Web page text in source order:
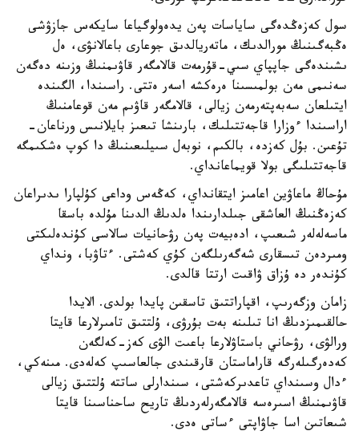
سول كەزەڭدەگى ساياسات پەن يدەولوگياعا سايكەس جازۋشى
ەڭبەگىنىڭ مورالدىك، ماتەريالدىق جوعارى باعالانۋى، ەل
ىشىندەگى جاپپاي سىي-قۇرمەت قالامگەر قاۋىمنىڭ وزىنە دەگەن
سەنىمى مەن بولمىسىنا ەرەكشە اسەر ەتتى. راسىندا، الگىندە
ايتىلعان سەبەپتەرمەن زيالى، قالامگەر قاۋىم مەن قوعامنىڭ
اراسىندا ءوزارا قاجەتتىلىك، بارىنشا تىعىز بايلانىس ورناعان-
تۇعىن. بۇل كەزدە، بالكىم، نوبەل سىيلىعىنىڭ دا كوپ ەشكىمگە
قاجەتتىلىگى بولا قويماعانداي.
مۇحاڭ ماعاۋين اعامىز ايتقانداي، كەڭەس وداعى كۇلپارا ىدىراعان
كەزەڭنىڭ العاشقى جىلدارىندا ەلدىڭ الدىنا مۇلدە باسقا
ماسەلەلەر شىعىپ، ادەبيەت پەن رۋحانيات سالاسى كۇندەلىكتى
ومىردەن تىسقارى شەگەرىلگەن كۇي كەشتى. ءتاۋبا، ونداي
كۇندەر دە ۇزاق ۋاقىت ارتتا قالدى.
زامان وزگەرىپ، اقپاراتتىق تاسقىن پايدا بولدى. الايدا
حالقىمىزدىڭ انا تىلىنە بەت بۇرۋى، ۇلتتىق تامىرلارعا قايتا
ورالۋى، رۋحاني باستاۋلارعا باعىت الۋى كەز-كەلگەن
كەدەرگىلەرگە قاراماستان قارقىندى جالعاسىپ كەلەدى. مىنەكي،
ءدال وسىنداي تاعدىركەشتى، سىندارلى ساتتە ۇلتتىق زيالى
قاۋىمنىڭ اسىرەسە قالامگەرلەردىڭ تاريح ساحناسىنا قايتا
شىعاتىن اسا جاۋاپتى ءساتى ەدى.